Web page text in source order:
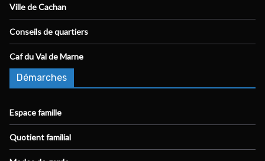
Ville de Cachan
Conseils de quartiers
Caf du Val de Marne
Démarches
Espace famille
Quotient familial